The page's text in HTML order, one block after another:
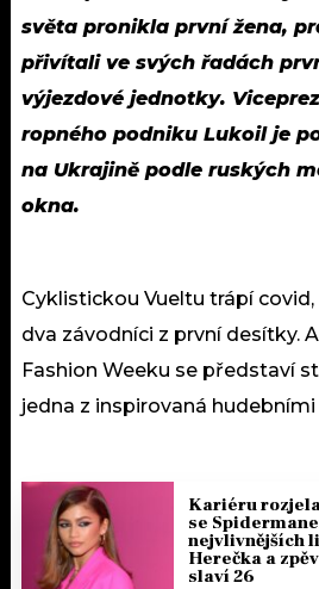
světa pronikla první žena,
přivítali ve svých řadách
výjezdové jednotky.
ropného podniku Lukoil je
na Ukrajině podle ruských
okna.
Cyklistickou Vueltu trápí
dva závodníci z první desítky.
Fashion Weeku se představí
jedna z inspirovaná
Kariéru
se
nejvlivnějších
Herečka a
slaví 26